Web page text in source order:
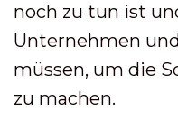
noch zu tun ist
Unternehmen
müssen, um die
zu machen.